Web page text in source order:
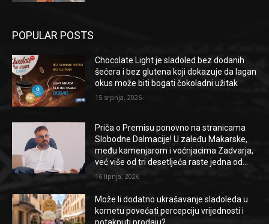
POPULAR POSTS
Chocolate Light je sladoled bez dodanih
šećera i bez glutena koji dokazuje da lagan
okus može biti bogati čokoladni užitak
15 srpnja, 2026
Priča o Premisu ponovno na stranicama
Slobodne Dalmacije! U zaleđu Makarske,
među kamenjarom i voćnjacima Zadvarja,
već više od tri desetljeća raste jedna od...
16 lipnja, 2026
Može li dodatno ukrašavanje sladoleda u
kornetu povećati percepciju vrijednosti i
potaknuti prodaju?